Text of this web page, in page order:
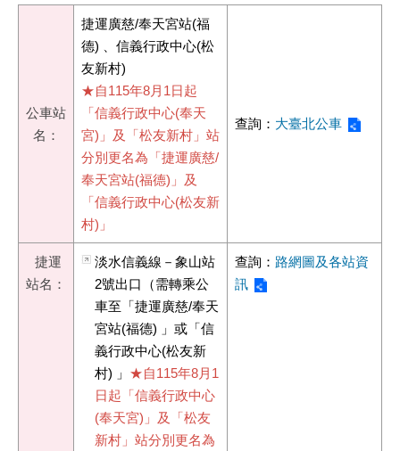
公車站
名：
捷運廣慈/奉天宮站(福
德) 、信義行政中心(松
友新村)
★自115年8月1日起
「信義行政中心(奉天
宮)」及「松友新村」站
分別更名為「捷運廣慈/
奉天宮站(福德)」及
「信義行政中心(松友新
村)」
查詢： 大臺北公車
捷運
站名：
淡水信義線－象山站
2號出口（需轉乘公
車至「捷運廣慈/奉天
宮站(福德) 」或「信
義行政中心(松友新
村) 」 ★自115年8月1
日起「信義行政中心
(奉天宮)」及「松友
新村」站分別更名為
查詢： 路網圖及各站資
訊